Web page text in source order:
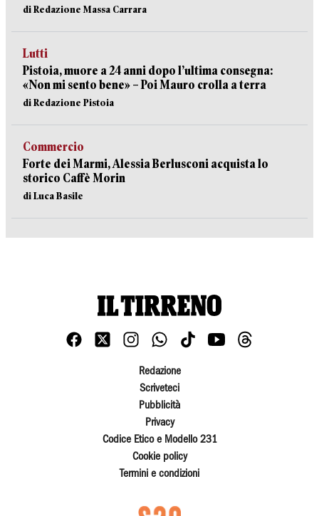
di Redazione Massa Carrara
Lutti
Pistoia, muore a 24 anni dopo l’ultima consegna:
«Non mi sento bene» – Poi Mauro crolla a terra
di Redazione Pistoia
Commercio
Forte dei Marmi, Alessia Berlusconi acquista lo
storico Caffè Morin
di Luca Basile
Redazione
Scriveteci
Pubblicità
Privacy
Codice Etico e Modello 231
Cookie policy
Termini e condizioni